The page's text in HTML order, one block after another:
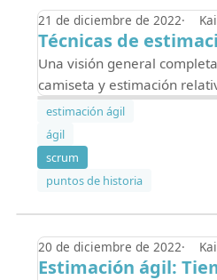
21 de diciembre de 2022
Técnicas de
Una visión general
camiseta y estimación
estimación ágil
ágil
scrum
puntos de historia
20 de diciembre de 2022
Estimación ágil: